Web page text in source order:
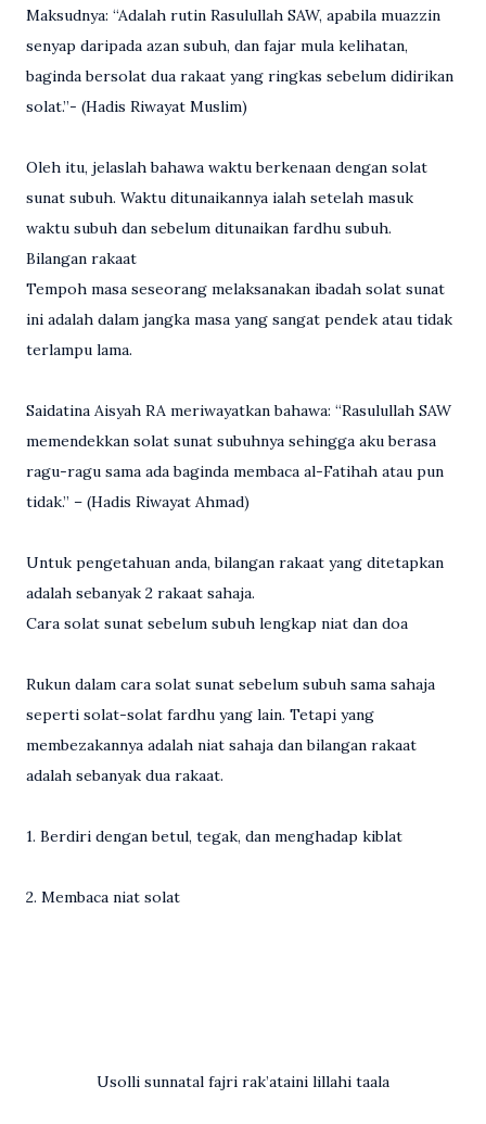
Maksudnya: “Adalah rutin Rasulullah SAW, apabila muazzin
senyap daripada azan subuh, dan fajar mula kelihatan,
baginda bersolat dua rakaat yang ringkas sebelum didirikan
solat.”- (Hadis Riwayat Muslim)
Oleh itu, jelaslah bahawa waktu berkenaan dengan solat
sunat subuh. Waktu ditunaikannya ialah setelah masuk
waktu subuh dan sebelum ditunaikan fardhu subuh.
Bilangan rakaat
Tempoh masa seseorang melaksanakan ibadah solat sunat
ini adalah dalam jangka masa yang sangat pendek atau tidak
terlampu lama.
Saidatina Aisyah RA meriwayatkan bahawa: “Rasulullah SAW
memendekkan solat sunat subuhnya sehingga aku berasa
ragu-ragu sama ada baginda membaca al-Fatihah atau pun
tidak.” – (Hadis Riwayat Ahmad)
Untuk pengetahuan anda, bilangan rakaat yang ditetapkan
adalah sebanyak 2 rakaat sahaja.
Cara solat sunat sebelum subuh lengkap niat dan doa
Rukun dalam cara solat sunat sebelum subuh sama sahaja
seperti solat-solat fardhu yang lain. Tetapi yang
membezakannya adalah niat sahaja dan bilangan rakaat
adalah sebanyak dua rakaat.
1. Berdiri dengan betul, tegak, dan menghadap kiblat
2. Membaca niat solat
Usolli sunnatal fajri rak’ataini lillahi taala